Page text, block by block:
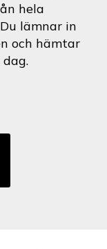
hela
lämnar in
och hämtar